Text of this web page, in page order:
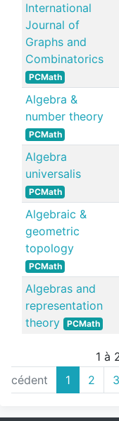
International
Journal of
Graphs and
Combinatorics
PCMath
Algebra &
number theory
PCMath
Algebra
universalis
PCMath
Algebraic &
geometric
topology
PCMath
Algebras and
representation
theory
PCMath
1 à
1 2 3